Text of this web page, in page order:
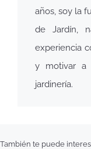
años, soy la
de Jardín,
experiencia
y motivar a
jardinería.
También te puede